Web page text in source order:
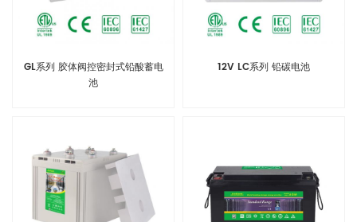
GL系列 胶体阀控密封式铅酸蓄电
池
12V LC系列 铅碳电池